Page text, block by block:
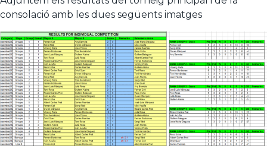
consolació amb les dues següents imatges